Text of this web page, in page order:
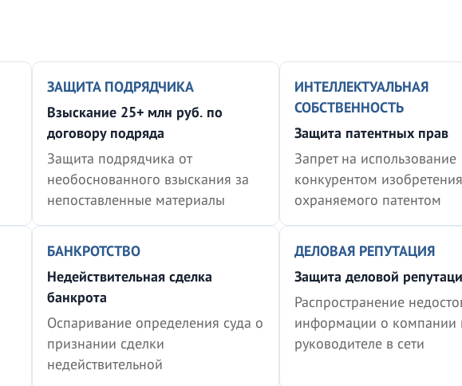
ЗАЩИТА ПОДРЯДЧИКА
Взыскание 25+ млн руб. по
договору подряда
Защита подрядчика от
необоснованного взыскания за
непоставленные материалы
ИНТЕЛЛЕКТУАЛЬНАЯ
СОБСТВЕННОСТЬ
Защита патентных прав
Запрет на использование
конкурентом
охраняемого патентом
БАНКРОТСТВО
Недействительная сделка
банкрота
Оспаривание определения суда о
признании сделки
недействительной
ДЕЛОВАЯ РЕПУТАЦИЯ
Защита деловой
Распространение
информации о компании
руководителе в сети